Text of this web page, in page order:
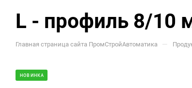
L - профиль 8/10
Главная страница сайта ПромСтройАвтоматика —
НОВИНКА